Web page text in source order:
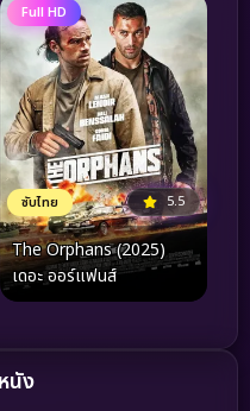
Full HD
ซับไทย 5.5
The Orphans (2025)
เดอะ ออร์แฟนส์
นัง